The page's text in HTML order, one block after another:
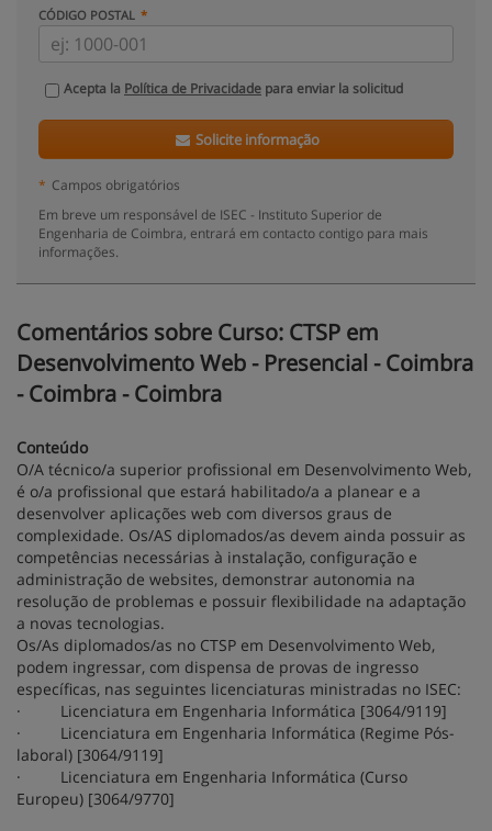
CÓDIGO POSTAL
Acepta la Política de Privacidade para enviar la solicitud
Solicite informação
* Campos obrigatórios
Em breve um responsável de ISEC - Instituto Superior de
Engenharia de Coimbra, entrará em contacto contigo para mais
informações.
Comentários sobre Curso: CTSP em
Desenvolvimento Web - Presencial - Coimbra
- Coimbra - Coimbra
Conteúdo
O/A técnico/a superior profissional em Desenvolvimento Web,
é o/a profissional que estará habilitado/a a planear e a
desenvolver aplicações web com diversos graus de
complexidade. Os/AS diplomados/as devem ainda possuir as
competências necessárias à instalação, configuração e
administração de websites, demonstrar autonomia na
resolução de problemas e possuir flexibilidade na adaptação
a novas tecnologias.
Os/As diplomados/as no CTSP em Desenvolvimento Web,
podem ingressar, com dispensa de provas de ingresso
específicas, nas seguintes licenciaturas ministradas no ISEC:
· Licenciatura em Engenharia Informática [3064/9119]
· Licenciatura em Engenharia Informática (Regime Pós-
laboral) [3064/9119]
· Licenciatura em Engenharia Informática (Curso
Europeu) [3064/9770]